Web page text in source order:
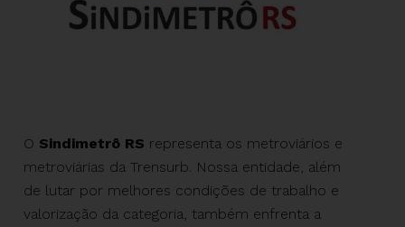
O Sindimetrô RS representa os metroviários e
metroviárias da Trensurb. Nossa entidade, além
de lutar por melhores condições de trabalho e
valorização da categoria, também enfrenta a